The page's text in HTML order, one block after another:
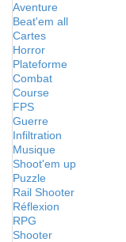
Aventure
Beat'em all
Cartes
Horror
Plateforme
Combat
Course
FPS
Guerre
Infiltration
Musique
Shoot'em up
Puzzle
Rail Shooter
Réflexion
RPG
Shooter